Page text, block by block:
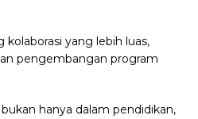
kolaborasi yang lebih luas,
pengembangan program
hanya dalam pendidikan,